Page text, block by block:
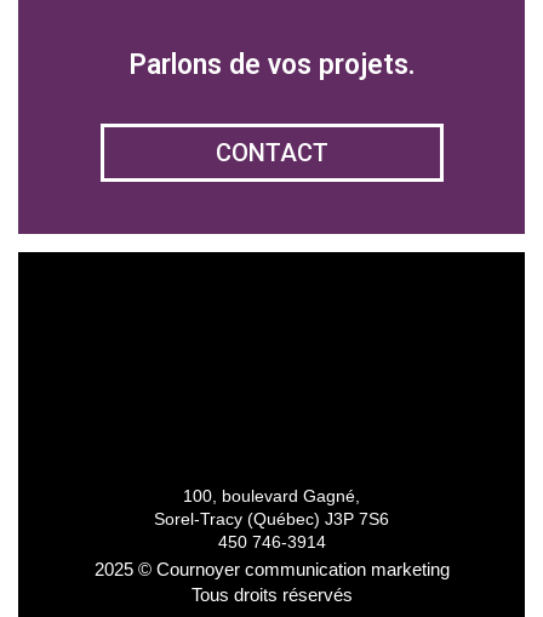
Parlons de vos projets.
CONTACT
100, boulevard Gagné,
Sorel-Tracy (Québec) J3P 7S6
450 746-3914
2025 © Cournoyer communication marketing
Tous droits réservés